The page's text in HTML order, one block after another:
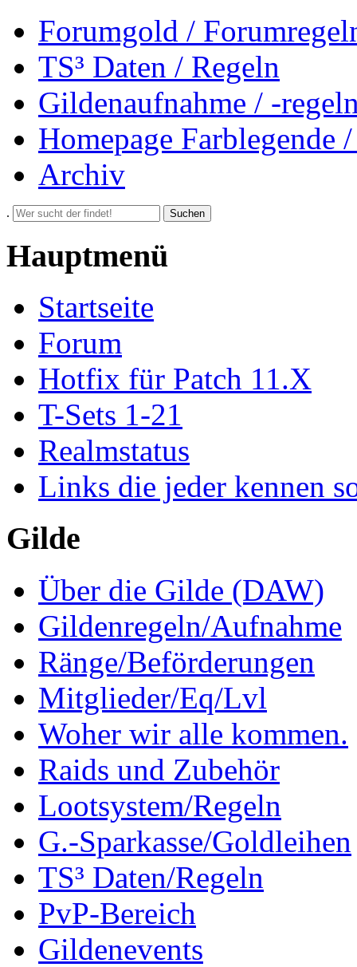
Forumgold /
TS³ Daten / Regeln
Gildenaufnahme / -
Homepage Farblegende
Archiv
. Suchen
Hauptmenü
Startseite
Forum
Hotfix für Patch 11.X
T-Sets 1-21
Realmstatus
Links die jeder kennen
Gilde
Über die Gilde (DAW)
Gildenregeln/Aufnahme
Ränge/Beförderungen
Mitglieder/Eq/Lvl
Woher wir alle kommen.
Raids und Zubehör
Lootsystem/Regeln
G.-Sparkasse/Goldleihen
TS³ Daten/Regeln
PvP-Bereich
Gildenevents